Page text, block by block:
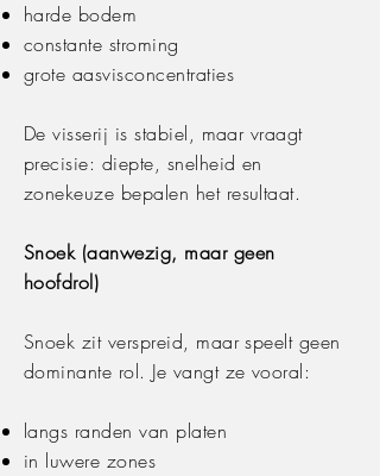
harde bodem
constante stroming
grote aasvisconcentraties
De visserij is stabiel, maar vraagt
precisie: diepte, snelheid en
zonekeuze bepalen het resultaat.
Snoek (aanwezig, maar geen
hoofdrol)
Snoek zit verspreid, maar speelt geen
dominante rol. Je vangt ze vooral:
langs randen van platen
in luwere zones